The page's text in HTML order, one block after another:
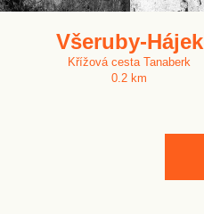
Všeruby-Hájek
Křížová cesta Tanaberk
0.2 km